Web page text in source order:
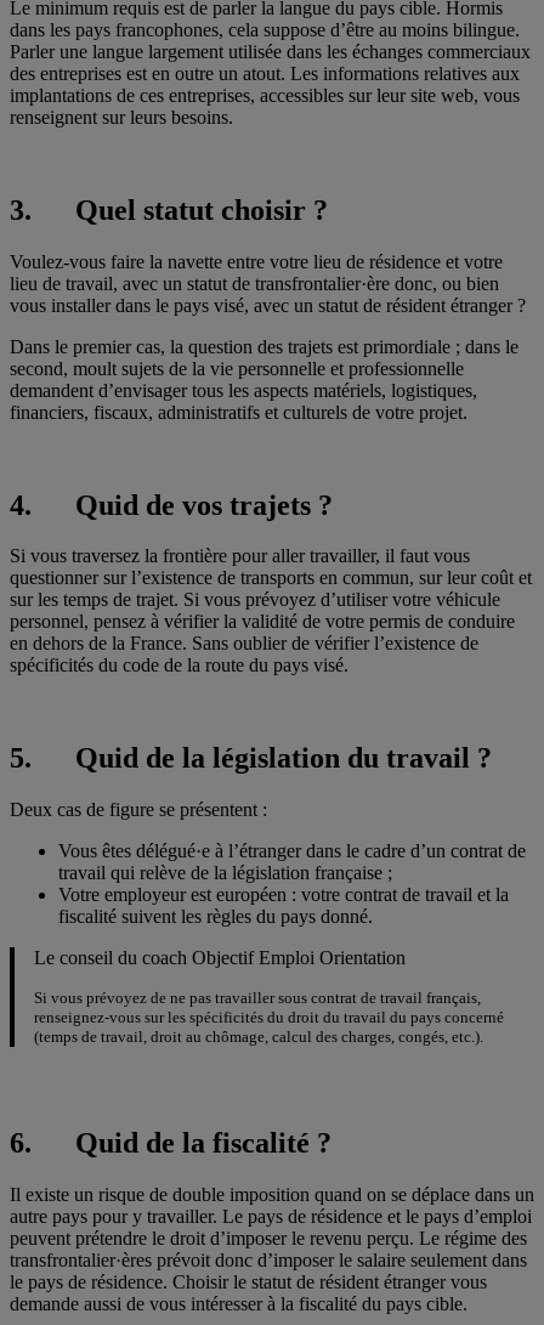
Le minimum requis est de parler la langue du pays cible. Hormis
dans les pays francophones, cela suppose d’être au moins bilingue.
Parler une langue largement utilisée dans les échanges commerciaux
des entreprises est en outre un atout. Les informations relatives aux
implantations de ces entreprises, accessibles sur leur site web, vous
renseignent sur leurs besoins.
3. Quel statut choisir ?
Voulez-vous faire la navette entre votre lieu de résidence et votre
lieu de travail, avec un statut de transfrontalier·ère donc, ou bien
vous installer dans le pays visé, avec un statut de résident étranger ?
Dans le premier cas, la question des trajets est primordiale ; dans le
second, moult sujets de la vie personnelle et professionnelle
demandent d’envisager tous les aspects matériels, logistiques,
financiers, fiscaux, administratifs et culturels de votre projet.
4. Quid de vos trajets ?
Si vous traversez la frontière pour aller travailler, il faut vous
questionner sur l’existence de transports en commun, sur leur coût et
sur les temps de trajet. Si vous prévoyez d’utiliser votre véhicule
personnel, pensez à vérifier la validité de votre permis de conduire
en dehors de la France. Sans oublier de vérifier l’existence de
spécificités du code de la route du pays visé.
5. Quid de la législation du travail ?
Deux cas de figure se présentent :
Vous êtes délégué·e à l’étranger dans le cadre d’un contrat de
travail qui relève de la législation française ;
Votre employeur est européen : votre contrat de travail et la
fiscalité suivent les règles du pays donné.
Le conseil du coach Objectif Emploi Orientation
Si vous prévoyez de ne pas travailler sous contrat de travail français,
renseignez-vous sur les spécificités du droit du travail du pays concerné
(temps de travail, droit au chômage, calcul des charges, congés, etc.).
6. Quid de la fiscalité ?
Il existe un risque de double imposition quand on se déplace dans un
autre pays pour y travailler. Le pays de résidence et le pays d’emploi
peuvent prétendre le droit d’imposer le revenu perçu. Le régime des
transfrontalier·ères prévoit donc d’imposer le salaire seulement dans
le pays de résidence. Choisir le statut de résident étranger vous
demande aussi de vous intéresser à la fiscalité du pays cible.